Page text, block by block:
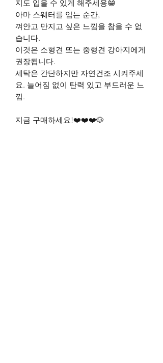
지도 입을 수 있게 해주세용😁
아마 스웨터를 입는 순간,
껴안고 만지고 싶은 느낌을 참을 수 없
습니다.
이것은 소형견 또는 중형견 강아지에게
권장됩니다.
세탁은 간단하지만 자연건조 시켜주세
요. 늘어짐 없이 탄력 있고 부드러운 느
낌.
지금 구매하세요!❤️❤️❤️🐶